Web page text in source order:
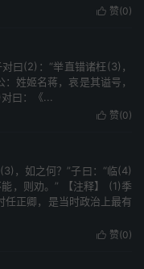
 赞(0)
曰(2)：“举直错诸枉(3)，
姓姬名蒋，哀是其谥号，
曰：《...
 赞(0)
，如之何？”子曰：“临(4)
，则劝。” 【注释】 (1)季
任正卿，是当时政治上最有
 赞(0)